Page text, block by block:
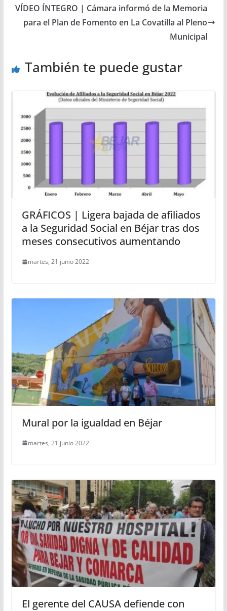
VÍDEO ÍNTEGRO | Cámara informó de la Memoria
para el Plan de Fomento en La Covatilla al Pleno
Municipal
También te puede gustar
GRÁFICOS | Ligera bajada de afiliados
a la Seguridad Social en Béjar tras dos
meses consecutivos aumentando
martes, 21 junio 2022
Mural por la igualdad en Béjar
martes, 21 junio 2022
El gerente del CAUSA defiende con